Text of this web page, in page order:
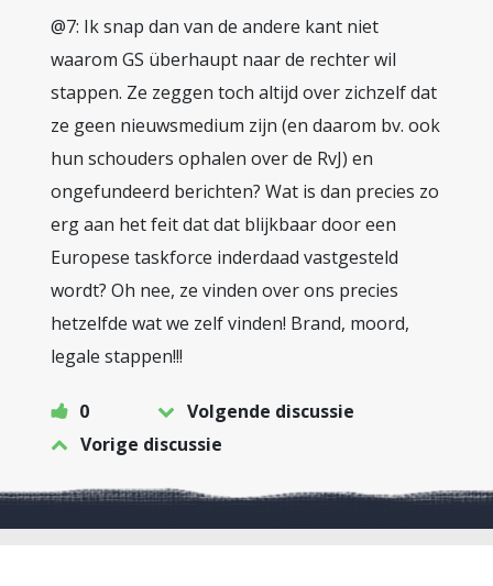
@7: Ik snap dan van de andere kant niet
waarom GS überhaupt naar de rechter wil
stappen. Ze zeggen toch altijd over zichzelf dat
ze geen nieuwsmedium zijn (en daarom bv. ook
hun schouders ophalen over de RvJ) en
ongefundeerd berichten? Wat is dan precies zo
erg aan het feit dat dat blijkbaar door een
Europese taskforce inderdaad vastgesteld
wordt? Oh nee, ze vinden over ons precies
hetzelfde wat we zelf vinden! Brand, moord,
legale stappen!!!
0
Volgende discussie
Vorige discussie